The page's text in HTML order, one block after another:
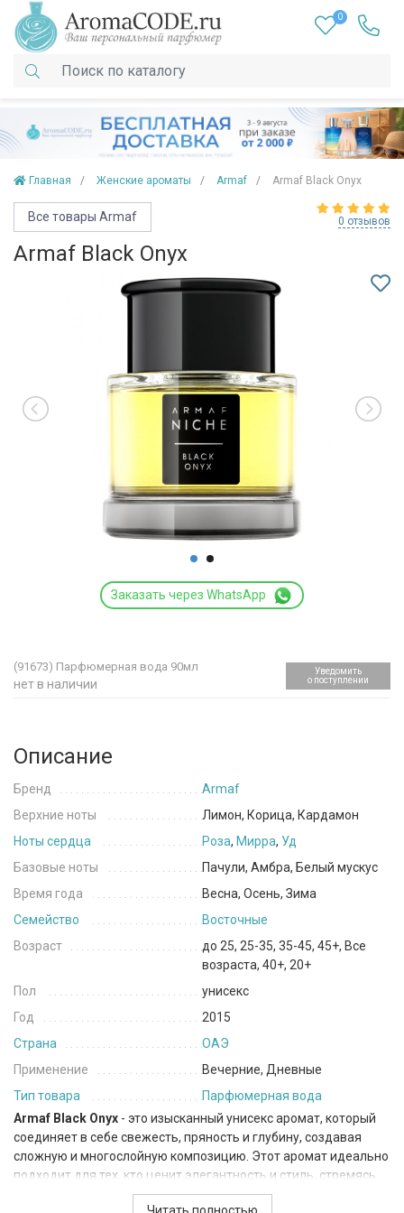
0
Главная Женские ароматы Armaf Armaf Black Onyx
Все товары Armaf 0 отзывов
Armaf Black Onyx
Заказать через WhatsApp
(91673) Парфюмерная вода 90мл
нет в наличии
Уведомить
о поступлении
Описание
Бренд
Armaf
Верхние ноты
Лимон, Корица, Кардамон
Ноты сердца
Роза, Мирра, Уд
Базовые ноты
Пачули, Амбра, Белый мускус
Время года
Весна, Осень, Зима
Семейство
Восточные
Возраст
до 25, 25-35, 35-45, 45+, Все
возраста, 40+, 20+
Пол
унисекс
Год
2015
Страна
ОАЭ
Применение
Вечерние, Дневные
Тип товара
Парфюмерная вода
Armaf Black Onyx - это изысканный унисекс аромат, который
соединяет в себе свежесть, пряность и глубину, создавая
сложную и многослойную композицию. Этот аромат идеально
подходит для тех, кто ценит элегантность и стиль, стремясь
выделиться с помощью уникального и запоминающегося